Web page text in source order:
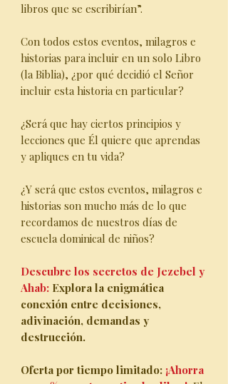
libros que se escribirían”.
Con todos estos eventos, milagros e
historias para incluir en un solo Libro
(la Biblia), ¿por qué decidió el Señor
incluir esta historia en particular?
¿Será que hay ciertos principios y
lecciones que Él quiere que aprendas
y apliques en tu vida?
¿Y será que estos eventos, milagros e
historias son mucho más de lo que
recordamos de nuestros días de
escuela dominical de niños?
Descubre los secretos de Jezebel y
Ahab: Explora la enigmática
conexión entre decisiones,
adivinación, demandas y
destrucción.
Oferta por tiempo limitado: ¡Ahorra